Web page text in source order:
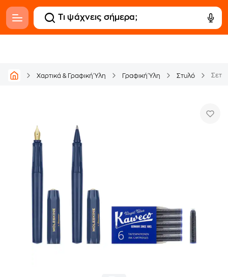
Χαρτικά & Γραφική Ύλη Γραφική Ύλη Στυλό Σετ